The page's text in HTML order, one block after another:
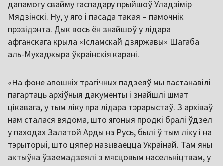
дапамогу свайму гаспадару прыйшоў Уладзімір
Мядзінскі. Ну, у яго і пасада такая – памочнік
прэзідэнта. Дык вось ён знайшоў у лідара
афганскага крыла «Ісламскай дзяржавы» Шагаба
аль-Мухаджыра ўкраінскія карані.
«На фоне апошніх трагічных падзеяў мы пастанавілі
пагартаць архіўныя дакументы і знайшлі шмат
цікавага, у тым ліку пра лідара тэрарыстаў. З архіваў
нам сталася вядома, што ягоныя продкі бралі ўдзел
у паходах Залатой Арды на Русь, былі ў тым ліку і на
тэрыторыі, што цяпер называецца Украінай. Там яны
актыўна ўзаемадзеялі з мясцовым насельніцтвам, у